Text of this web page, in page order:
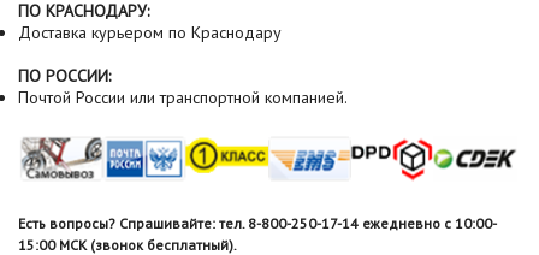
ПО КРАСНОДАРУ:
Доставка курьером по Краснодару
ПО РОССИИ:
Почтой России или транспортной компанией.
Есть вопросы? Спрашивайте: тел. 8-800-250-17-14 ежедневно с 10:00-
15:00 МСК (звонок бесплатный).